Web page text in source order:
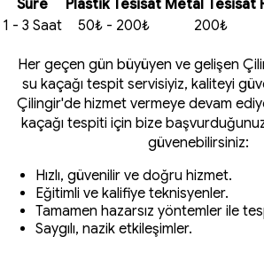
Süre Plastik Tesisat Metal Tesisat
1 - 3 Saat
50₺ - 200₺ 200₺
Her geçen gün büyüyen ve gelişen
su kaçağı tespit servisiyiz, kaliteyi
Çilingir'de hizmet vermeye devam
kaçağı tespiti için bize
güvenebilirsiniz:
Hızlı, güvenilir ve doğru hizmet.
Eğitimli ve kalifiye teknisyenler.
Tamamen hazarsız yöntemler ile
Saygılı, nazik etkileşimler.